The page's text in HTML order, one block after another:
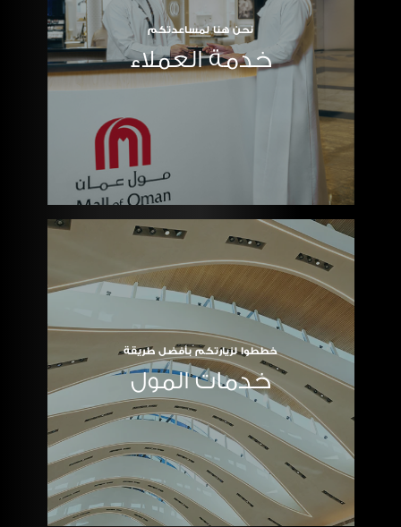
نحن هنا لمساعدتكم
خدمة العملاء
خططوا لزيارتكم بأفضل طريقة
خدمات المول